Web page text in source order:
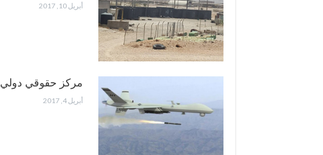
أبريل 10, 2017
مركز حقوقي دولي
أبريل 4, 2017